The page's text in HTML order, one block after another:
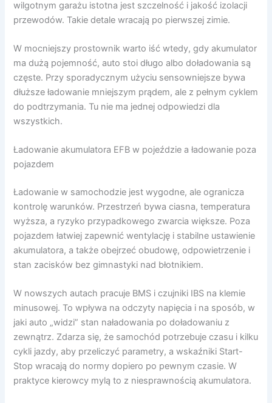
wilgotnym garażu istotna jest szczelność i jakość izolacji
przewodów. Takie detale wracają po pierwszej zimie.
W mocniejszy prostownik warto iść wtedy, gdy akumulator
ma dużą pojemność, auto stoi długo albo doładowania są
częste. Przy sporadycznym użyciu sensowniejsze bywa
dłuższe ładowanie mniejszym prądem, ale z pełnym cyklem
do podtrzymania. Tu nie ma jednej odpowiedzi dla
wszystkich.
Ładowanie akumulatora EFB w pojeździe a ładowanie poza
pojazdem
Ładowanie w samochodzie jest wygodne, ale ogranicza
kontrolę warunków. Przestrzeń bywa ciasna, temperatura
wyższa, a ryzyko przypadkowego zwarcia większe. Poza
pojazdem łatwiej zapewnić wentylację i stabilne ustawienie
akumulatora, a także obejrzeć obudowę, odpowietrzenie i
stan zacisków bez gimnastyki nad błotnikiem.
W nowszych autach pracuje BMS i czujniki IBS na klemie
minusowej. To wpływa na odczyty napięcia i na sposób, w
jaki auto „widzi” stan naładowania po doładowaniu z
zewnątrz. Zdarza się, że samochód potrzebuje czasu i kilku
cykli jazdy, aby przeliczyć parametry, a wskaźniki Start-
Stop wracają do normy dopiero po pewnym czasie. W
praktyce kierowcy mylą to z niesprawnością akumulatora.